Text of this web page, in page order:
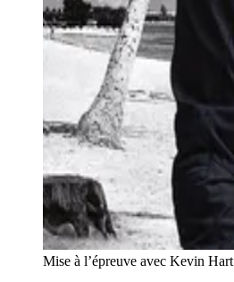
Mise à l’épreuve avec Kevin Hart